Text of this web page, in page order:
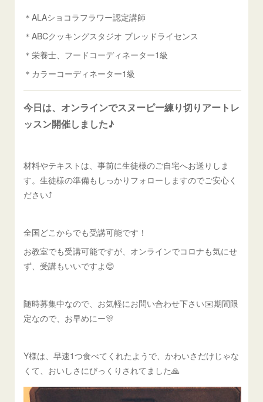
＊ALAショコラフラワー認定講師
＊ABCクッキングスタジオ ブレッドライセンス
＊栄養士、フードコーディネーター1級
＊カラーコーディネーター1級
今日は、オンラインでスヌーピー練り切りアートレ
ッスン開催しました♪
材料やテキストは、事前に生徒様のご自宅へお送りしま
す。生徒様の準備もしっかりフォローしますのでご安心く
ださい⤴️
全国どこからでも受講可能です！
お教室でも受講可能ですが、オンラインでコロナも気にせ
ず、受講もいいですよ😊
随時募集中なので、お気軽にお問い合わせ下さい✉️期間限
定なので、お早めにー🎊
Y様は、早速1つ食べてくれたようで、かわいさだけじゃな
くて、おいしさにびっくりされてました🙏